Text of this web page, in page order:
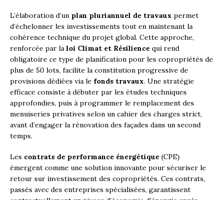
L’élaboration d’un plan pluriannuel de travaux permet
d’échelonner les investissements tout en maintenant la
cohérence technique du projet global. Cette approche,
renforcée par la loi Climat et Résilience qui rend
obligatoire ce type de planification pour les copropriétés de
plus de 50 lots, facilite la constitution progressive de
provisions dédiées via le fonds travaux. Une stratégie
efficace consiste à débuter par les études techniques
approfondies, puis à programmer le remplacement des
menuiseries privatives selon un cahier des charges strict,
avant d’engager la rénovation des façades dans un second
temps.
Les contrats de performance énergétique (CPE)
émergent comme une solution innovante pour sécuriser le
retour sur investissement des copropriétés. Ces contrats,
passés avec des entreprises spécialisées, garantissent